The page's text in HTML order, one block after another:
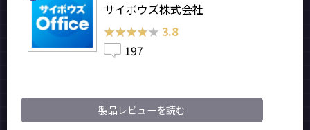
サイボウズ株式会社
★★★★★
★★★★★ 3.8
197
製品レビューを読む